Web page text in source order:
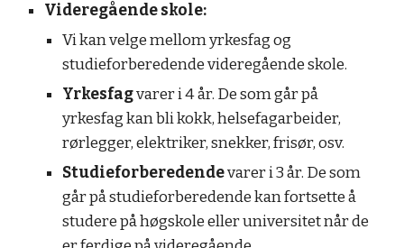
Videregående skole:
Vi kan velge mellom yrkesfag og
studieforberedende videregående skole.
Yrkesfagvarer i 4 år. De som går på
yrkesfag kan bli kokk, helsefagarbeider,
rørlegger, elektriker, snekker, frisør, osv.
Studieforberedendevarer i 3 år. De som
går på studieforberedende kan fortsette å
studere på høgskole eller universitet når de